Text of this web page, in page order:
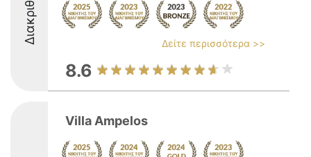
Δείτε περισσότερα >>
8.6
Villa Ampelos